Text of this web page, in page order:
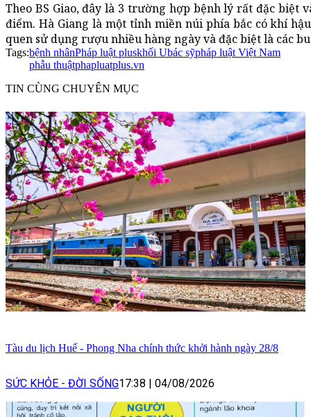
Theo BS Giao, đây là 3 trường hợp bệnh lý rất đặc biệt
điểm. Hà Giang là một tỉnh miền núi phía bắc có khí
quen sử dụng rượu nhiều hàng ngày và đặc biệt là các
Tags:bệnh nhânPháp luật pluskhối Ubác sỹpháp luật Việt Nam
phẫu thuậtphapluatplus.vn
TIN CÙNG CHUYÊN MỤC
Tàu du lịch Huế - Phong Nha chính thức khởi hành ngày 28/8
SỨC KHỎE - ĐỜI SỐNG17:38 | 04/08/2026